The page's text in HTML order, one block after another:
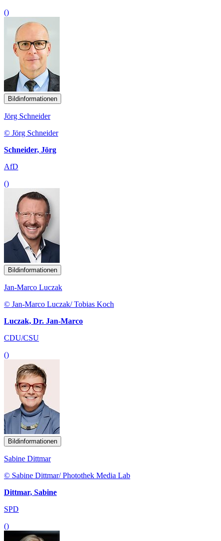
()
Bildinformationen
Jörg Schneider
© Jörg Schneider
Schneider, Jörg
AfD
()
Bildinformationen
Jan-Marco Luczak
© Jan-Marco Luczak/ Tobias Koch
Luczak, Dr. Jan-Marco
CDU/CSU
()
Bildinformationen
Sabine Dittmar
© Sabine Dittmar/ Photothek Media Lab
Dittmar, Sabine
SPD
()